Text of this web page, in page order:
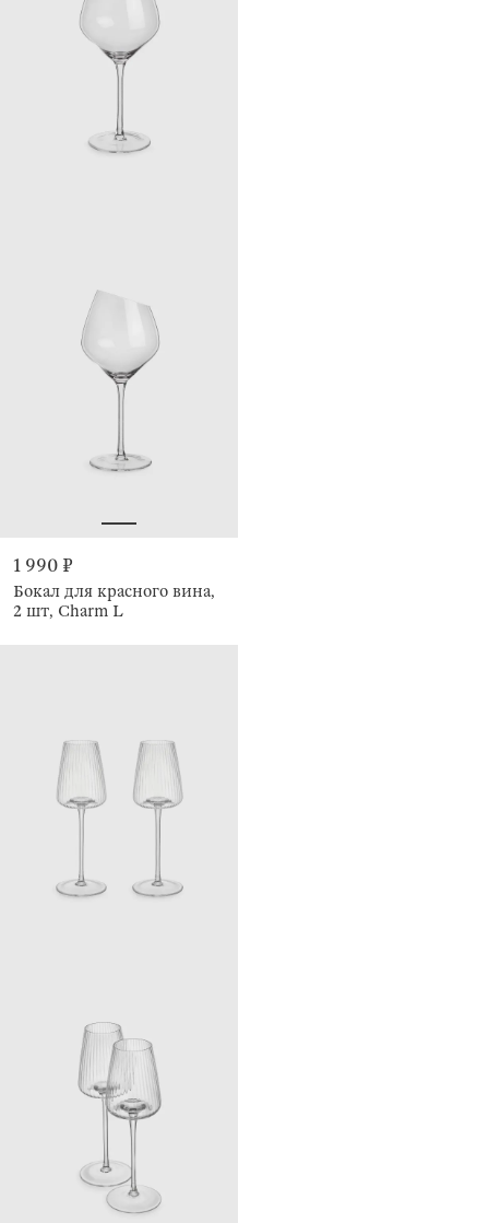
1 990 ₽
Бокал для красного вина,
2 шт, Charm L